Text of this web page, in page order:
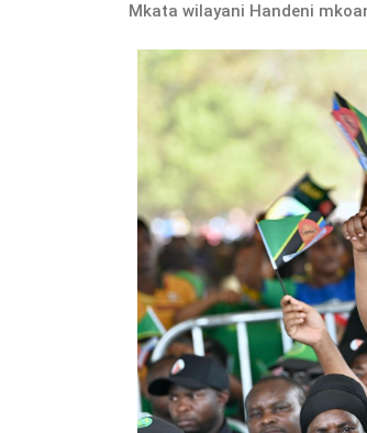
Mkata wilayani Handeni